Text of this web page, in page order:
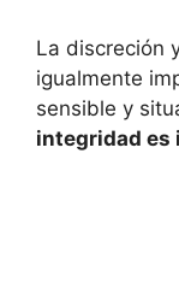
La discreción
igualmente
sensible y
integridad es